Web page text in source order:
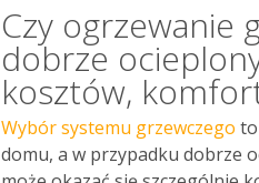
Czy ogrzewanie
dobrze
kosztów,
Wybór systemu grzewczego
domu, a w przypadku dobrze